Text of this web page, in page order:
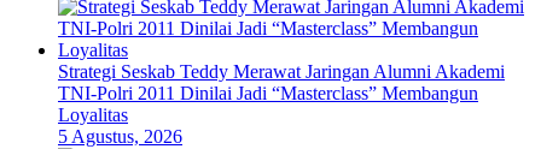
Strategi Seskab Teddy Merawat Jaringan Alumni Akademi
TNI-Polri 2011 Dinilai Jadi “Masterclass” Membangun
Loyalitas
5 Agustus, 2026